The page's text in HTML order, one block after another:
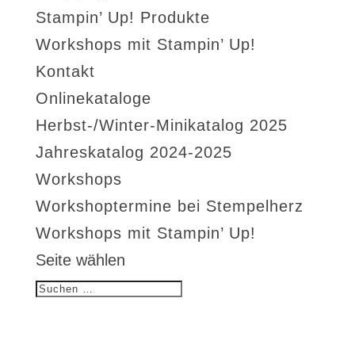
Stampin’ Up! Produkte
Workshops mit Stampin’ Up!
Kontakt
Onlinekataloge
Herbst-/Winter-Minikatalog 2025
Jahreskatalog 2024-2025
Workshops
Workshoptermine bei Stempelherz
Workshops mit Stampin’ Up!
Seite wählen